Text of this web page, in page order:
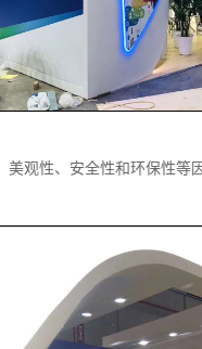
观性、安全性和环保性等